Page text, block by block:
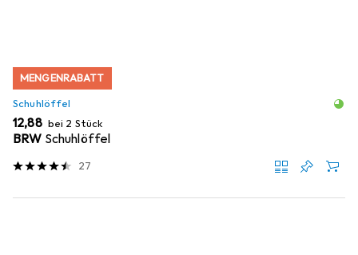
MENGENRABATT
Schuhlöffel
EUR
12,88 bei 2 Stück
BRW Schuhlöffel
27